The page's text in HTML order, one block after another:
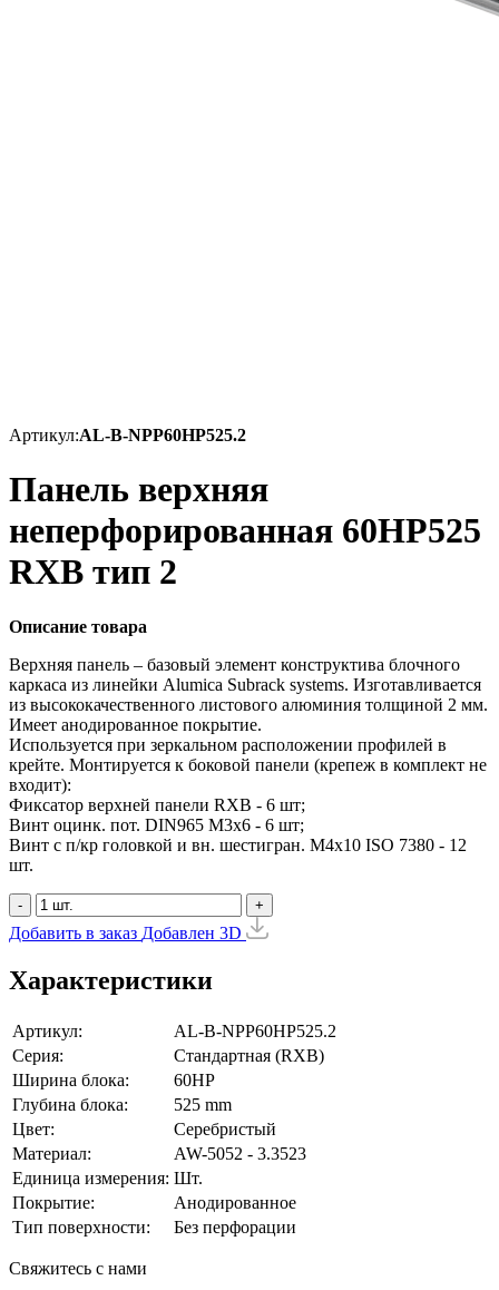
Артикул:AL-B-NPP60HP525.2
Панель верхняя
неперфорированная 60HP525
RXB тип 2
Описание товара
Верхняя панель – базовый элемент конструктива блочного
каркаса из линейки Alumica Subrack systems. Изготавливается
из высококачественного листового алюминия толщиной 2 мм.
Имеет анодированное покрытие.
Используется при зеркальном расположении профилей в
крейте. Монтируется к боковой панели (крепеж в комплект не
входит):
Фиксатор верхней панели RXB - 6 шт;
Винт оцинк. пот. DIN965 М3х6 - 6 шт;
Винт с п/кр головкой и вн. шестигран. М4x10 ISO 7380 - 12
шт.
- +
Добавить в заказ Добавлен 3D
Характеристики
Артикул:
AL-B-NPP60HP525.2
Серия:
Стандартная (RXB)
Ширина блока:
60HP
Глубина блока:
525 mm
Цвет:
Серебристый
Материал:
AW-5052 - 3.3523
Единица измерения: Шт.
Покрытие:
Анодированное
Тип поверхности:
Без перфорации
Свяжитесь с нами